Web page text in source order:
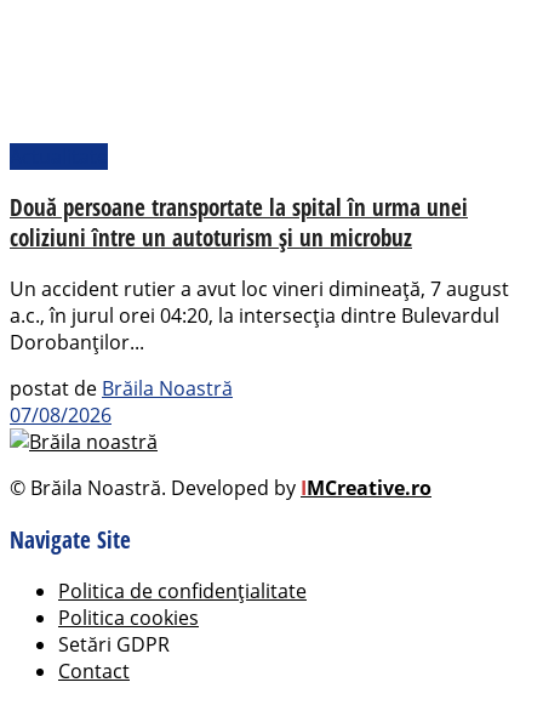
Două persoane transportate la spital în urma unei
coliziuni între un autoturism și un microbuz
Un accident rutier a avut loc vineri dimineață, 7 august
a.c., în jurul orei 04:20, la intersecția dintre Bulevardul
Dorobanților...
postat de Brăila Noastră
07/08/2026
© Brăila Noastră. Developed by IMCreative.ro
Navigate Site
Politica de confidențialitate
Politica cookies
Setări GDPR
Contact